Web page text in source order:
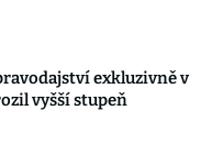
exkluzivně v
vyšší stupeň